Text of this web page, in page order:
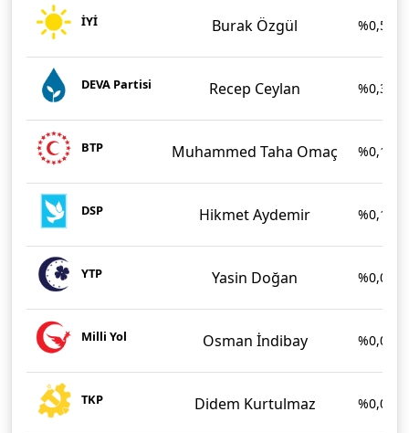
İYİ Burak Özgül %0,58
DEVA Partisi Recep Ceylan %0,36
BTP Muhammed Taha Omaç %0,17
DSP Hikmet Aydemir %0,15
YTP Yasin Doğan %0,09
Milli Yol Osman İndibay %0,08
TKP Didem Kurtulmaz %0,08